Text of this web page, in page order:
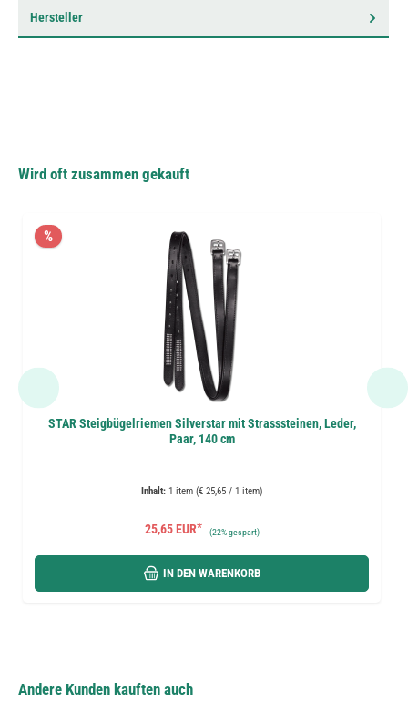
Hersteller
Wird oft zusammen gekauft
%
STAR Steigbügelriemen Silverstar mit Strasssteinen, Leder,
Paar, 140 cm
Inhalt: 1 item (€ 25,65 / 1 item)
25,65 EUR* (22%gespart)
IN DEN WARENKORB
Andere Kunden kauften auch